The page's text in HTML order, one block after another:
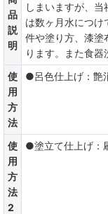
品
説
明
しまいますが、
は数ヶ月水につけ
件や塗り方、漆塗
ります。また食器
使
用
方
法
●呂色仕上げ：艶
使
用
方
法
2
●塗立て仕上げ：